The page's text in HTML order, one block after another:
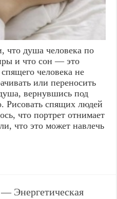
что душа человека по
и что сон — это
человека не
или переносить
вернувшись под
Рисовать спящих людей
что портрет отнимает
что это может навлечь
Энергетическая